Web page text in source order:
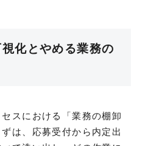
化とやめる業務の
スにおける「業務の棚卸
は、応募受付から内定出